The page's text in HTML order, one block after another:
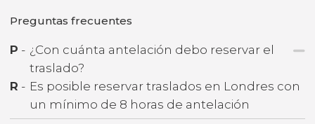
Preguntas frecuentes
P - ¿Con cuánta antelación debo reservar el
traslado?
R - Es posible reservar traslados en Londres con
un mínimo de 8 horas de antelación